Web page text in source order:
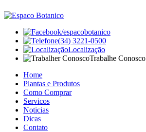
/espacobotanico
(34) 3221-0500
Localização
Trabalhe Conosco
Home
Plantas e Produtos
Como Comprar
Servicos
Noticias
Dicas
Contato